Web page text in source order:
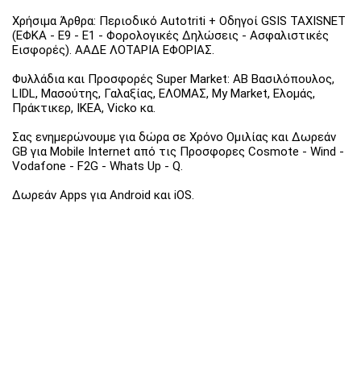
Χρήσιμα Άρθρα: Περιοδικό Autotriti + Οδηγοί GSIS TAXISNET
(ΕΦΚΑ - Ε9 - Ε1 - Φορολογικές Δηλώσεις - Ασφαλιστικές
Εισφορές). ΑΑΔΕ ΛΟΤΑΡΙΑ ΕΦΟΡΙΑΣ.
Φυλλάδια και Προσφορές Super Market: ΑΒ Βασιλόπουλος,
LIDL, Μασούτης, Γαλαξίας, ΕΛΟΜΑΣ, My Market, Ελομάς,
Πράκτικερ, ΙΚΕΑ, Vicko κα.
Σας ενημερώνουμε για δώρα σε Χρόνο Ομιλίας και Δωρεάν
GB για Mobile Internet από τις Προσφορες Cosmote - Wind -
Vodafone - F2G - Whats Up - Q.
Δωρεάν Apps για Android και iOS.